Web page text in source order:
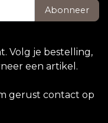
Abonneer
Volg je bestelling,
een artikel.
gerust contact op